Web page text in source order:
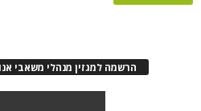
הרשמה למגזין מנהלי משאבי